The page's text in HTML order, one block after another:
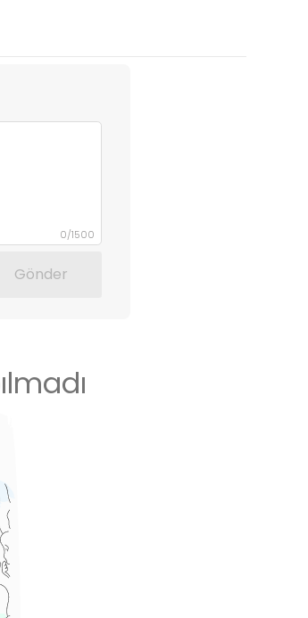
0/1500
Gönder